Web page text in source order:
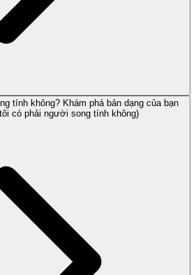
tính không? Khám phá bản dạng của bạn
có phải người song tính không)